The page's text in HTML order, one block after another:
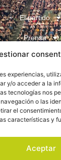
experiencias,
y/o acceder a la
tecnologías nos
o las
el
características y
Aceptar
El partido
Prensa
Juventudes
Contacto
Aviso legal